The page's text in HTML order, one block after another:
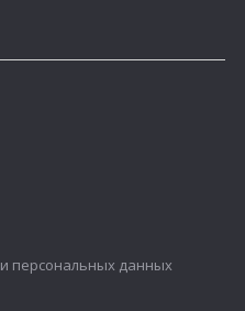
персональных данных